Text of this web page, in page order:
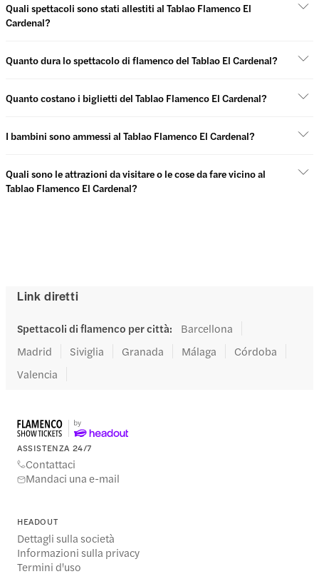
Quali spettacoli sono stati allestiti al Tablao Flamenco El
Cardenal?
Quanto dura lo spettacolo di flamenco del Tablao El Cardenal?
Quanto costano i biglietti del Tablao Flamenco El Cardenal?
I bambini sono ammessi al Tablao Flamenco El Cardenal?
Quali sono le attrazioni da visitare o le cose da fare vicino al
Tablao Flamenco El Cardenal?
Link diretti
Spettacoli di flamenco per città:
Barcellona
Madrid
Siviglia Granada Málaga
Córdoba
Valencia
ASSISTENZA 24/7
Contattaci
Mandaci una e-mail
HEADOUT
Dettagli sulla società
Informazioni sulla privacy
Termini d'uso